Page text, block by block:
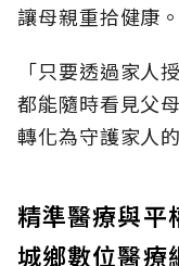
讓母親重拾健康。
「只要透過家人
都能隨時看見父
轉化為守護家人
精準醫療與平
城鄉數位醫療